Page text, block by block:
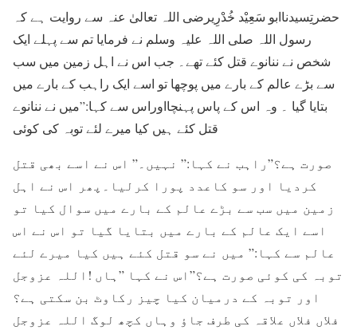
حضرتِسیدناابو سَعِیْد خُدْرِیرضی اللہ تعالیٰ عنہ سے روایت ہے کہ
رسول اللہ صلی اللہ علیہ وسلم نے فرمایا تم سے پہلے ایک
شخص نے ننانوے قتل کئے تھے۔ جب اس نے اہل زمین میں سب
سے بڑے عالم کے بارے میں پوچھا تو اسے ایک راہب کے بارے میں
بتایا گیا ۔ وہ اس کے پاس پہنچااوراس سے کہا:”میں نے ننانوے
قتل کئے ہیں کیا میرے لئے توبہ کی کوئی
صورت ہے؟”راہب نے کہا:” نہیں۔” اس نے اسے بھی قتل
کردیا اور سو کاعدد پورا کرلیا۔پھر اس نے اہل
زمین میں سب سے بڑے عالم کے بارے میں سوال کیا تو
اسے ایک عالم کے بارے میں بتایا گیا تو اس نے اس
عالم سے کہا:” میں نے سو قتل کئے ہیں کیا میرے لئے
توبہ کی کوئی صورت ہے؟”اس نے کہا ”ہاں !اللہ عزوجل
اور توبہ کے درمیان کیا چیز رکاوٹ بن سکتی ہے؟
فلاں فلاں علاقہ کی طرف جاؤ وہاں کچھ لوگ اللہ عزوجل